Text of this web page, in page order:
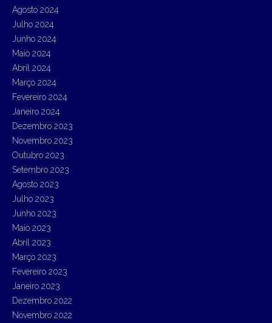
Agosto 2024
Julho 2024
Junho 2024
Maio 2024
Abril 2024
Março 2024
Fevereiro 2024
Janeiro 2024
Dezembro 2023
Novembro 2023
Outubro 2023
Setembro 2023
Agosto 2023
Julho 2023
Junho 2023
Maio 2023
Abril 2023
Março 2023
Fevereiro 2023
Janeiro 2023
Dezembro 2022
Novembro 2022